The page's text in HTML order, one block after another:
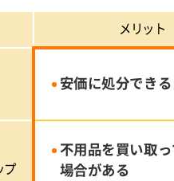
メリット
安価に処分できる
プ
不用品を買い取
場合がある